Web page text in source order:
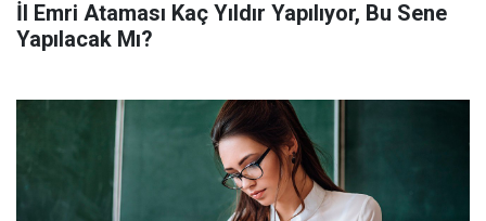
İl Emri Ataması Kaç Yıldır Yapılıyor, Bu Sene
Yapılacak Mı?